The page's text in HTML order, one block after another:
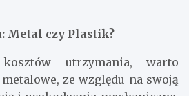
Metal czy Plastik?
utrzymania, warto
ze względu na swoją